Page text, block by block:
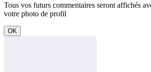
Tous vos futurs commentaires seront affichés
votre photo de profil
OK